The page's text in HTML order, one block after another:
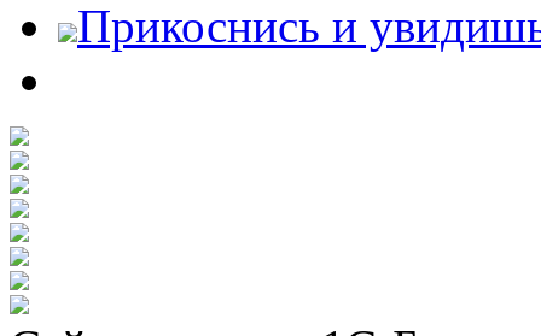
Прикоснись и